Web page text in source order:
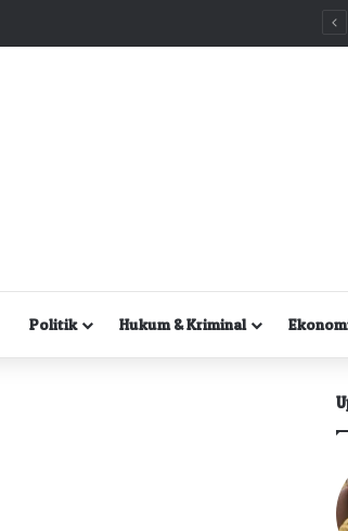
Politik Hukum & Kriminal